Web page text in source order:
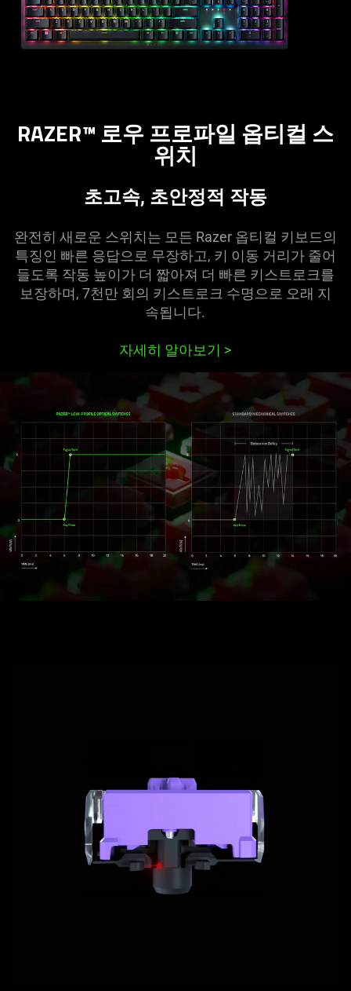
RAZER™ 로우 프로파일 옵티컬 스
위치
초고속, 초안정적 작동
완전히 새로운 스위치는 모든 Razer 옵티컬 키보드의
특징인 빠른 응답으로 무장하고, 키 이동 거리가 줄어
들도록 작동 높이가 더 짧아져 더 빠른 키스트로크를
보장하며, 7천만 회의 키스트로크 수명으로 오래 지
속됩니다.
자세히 알아보기 >